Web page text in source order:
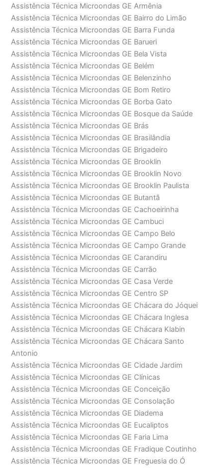
Assistência Técnica Microondas GE Armênia
Assistência Técnica Microondas GE Bairro do Limão
Assistência Técnica Microondas GE Barra Funda
Assistência Técnica Microondas GE Barueri
Assistência Técnica Microondas GE Bela Vista
Assistência Técnica Microondas GE Belém
Assistência Técnica Microondas GE Belenzinho
Assistência Técnica Microondas GE Bom Retiro
Assistência Técnica Microondas GE Borba Gato
Assistência Técnica Microondas GE Bosque da Saúde
Assistência Técnica Microondas GE Brás
Assistência Técnica Microondas GE Brasilândia
Assistência Técnica Microondas GE Brigadeiro
Assistência Técnica Microondas GE Brooklin
Assistência Técnica Microondas GE Brooklin Novo
Assistência Técnica Microondas GE Brooklin Paulista
Assistência Técnica Microondas GE Butantã
Assistência Técnica Microondas GE Cachoeirinha
Assistência Técnica Microondas GE Cambuci
Assistência Técnica Microondas GE Campo Belo
Assistência Técnica Microondas GE Campo Grande
Assistência Técnica Microondas GE Carandiru
Assistência Técnica Microondas GE Carrão
Assistência Técnica Microondas GE Casa Verde
Assistência Técnica Microondas GE Centro SP
Assistência Técnica Microondas GE Chácara do Jóquei
Assistência Técnica Microondas GE Chácara Inglesa
Assistência Técnica Microondas GE Chácara Klabin
Assistência Técnica Microondas GE Chácara Santo
Antonio
Assistência Técnica Microondas GE Cidade Jardim
Assistência Técnica Microondas GE Clínicas
Assistência Técnica Microondas GE Conceição
Assistência Técnica Microondas GE Consolação
Assistência Técnica Microondas GE Diadema
Assistência Técnica Microondas GE Eucaliptos
Assistência Técnica Microondas GE Faria Lima
Assistência Técnica Microondas GE Fradique Coutinho
Assistência Técnica Microondas GE Freguesia do Ó